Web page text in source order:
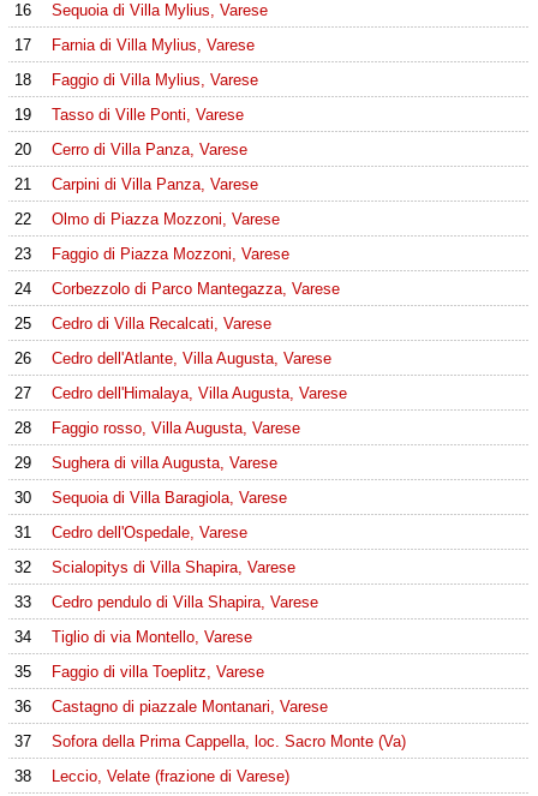
16
Sequoia di Villa Mylius, Varese
17
Farnia di Villa Mylius, Varese
18
Faggio di Villa Mylius, Varese
19
Tasso di Ville Ponti, Varese
20
Cerro di Villa Panza, Varese
21
Carpini di Villa Panza, Varese
22
Olmo di Piazza Mozzoni, Varese
23
Faggio di Piazza Mozzoni, Varese
24
Corbezzolo di Parco Mantegazza, Varese
25
Cedro di Villa Recalcati, Varese
26
Cedro dell'Atlante, Villa Augusta, Varese
27
Cedro dell'Himalaya, Villa Augusta, Varese
28
Faggio rosso, Villa Augusta, Varese
29
Sughera di villa Augusta, Varese
30
Sequoia di Villa Baragiola, Varese
31
Cedro dell'Ospedale, Varese
32
Scialopitys di Villa Shapira, Varese
33
Cedro pendulo di Villa Shapira, Varese
34
Tiglio di via Montello, Varese
35
Faggio di villa Toeplitz, Varese
36
Castagno di piazzale Montanari, Varese
37
Sofora della Prima Cappella, loc. Sacro Monte (Va)
38
Leccio, Velate (frazione di Varese)